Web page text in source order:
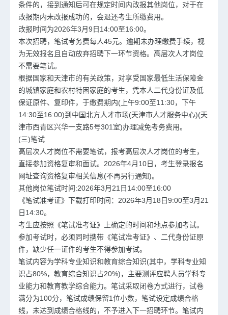
条件的，接到通知后可在规定时间内改报其他岗位，对于在
改报期内未改报成功的，会退还考生所缴费用。
改报时间为2026年3月9日14:00至16:00。
本次招聘，笔试考务费每人45元。逾期未办理缴费手续，视
为无效报名且自动放弃招聘下一环节资格。高层次人才岗位
不需要笔试。
根据国家和天津市的有关政策，对享受国家最低生活保障金
的城镇家庭和农村特困家庭的考生，凭本人二代身份证及低
保证原件、复印件，于缴费期内(上午9:00至11:30，下午
14:30至16:00)到中国北方人才市场(天津市人才服务中心)(天
津市西青区兴华一支路5号301室)办理减免考务费用。
(三)笔试
高层次人才岗位不需要笔试，报考高层次人才岗位的考生，
直接参加资格复审和面试。2026年4月10日，考生登录报名
网址查询资格复审相关信息(不再另行通知)。
其他岗位笔试时间:2026年3月21日14:00至16:00
《笔试准考证》下载打印时间：2026年3月18日9:00至3月21
日14:30。
考生应按照《笔试准考证》上确定的时间和地点参加考试。
参加考试时，必须同时携带《笔试准考证》、二代身份证原
件，缺少任一证件的考生不得参加考试。
笔试内容为学科专业知识和教育综合知识(其中，学科专业知
识占80%，教育综合知识占20%)，主要测评应聘人员学科专
业能力和教育教学综合能力。笔试采取闭卷方式进行，试卷
满分为100分，笔试成绩保留1位小数，笔试设定成绩合格
线，未达到成绩合格线的，不予进入下一招聘环节。笔试内